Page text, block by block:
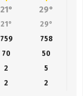
21° 29°
21° 29°
759 758
70 50
2
5
2 2